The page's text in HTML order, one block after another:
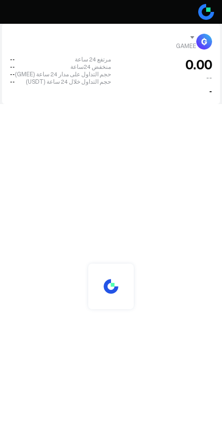
GAMEE
0.00
--
-
مرتفع 24 ساعة
--
منخفض 24ساعة
--
حجم التداول على مدار 24 ساعة (GMEE)
--
حجم التداول خلال 24 ساعة (USDT)
--